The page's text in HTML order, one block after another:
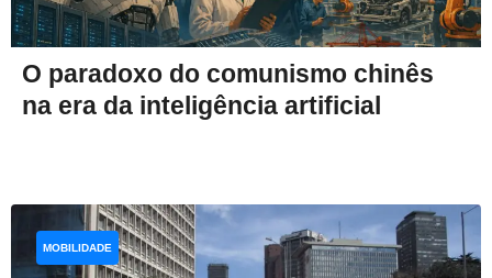
O paradoxo do comunismo chinês
na era da inteligência artificial
MOBILIDADE